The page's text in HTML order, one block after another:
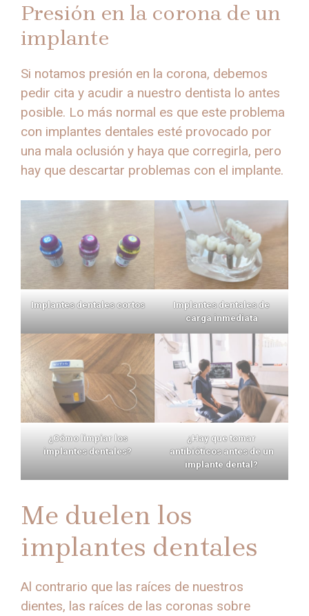
Presión en la corona de un
implante
Si notamos presión en la corona, debemos
pedir cita y acudir a nuestro dentista lo antes
posible. Lo más normal es que este problema
con implantes dentales esté provocado por
una mala oclusión y haya que corregirla, pero
hay que descartar problemas con el implante.
Implantes dentales cortos
Implantes dentales de
carga inmediata
¿Cómo limpiar los
implantes dentales?
¿Hay que tomar
antibióticos antes de un
implante dental?
Me duelen los
implantes dentales
Al contrario que las raíces de nuestros
dientes, las raíces de las coronas sobre